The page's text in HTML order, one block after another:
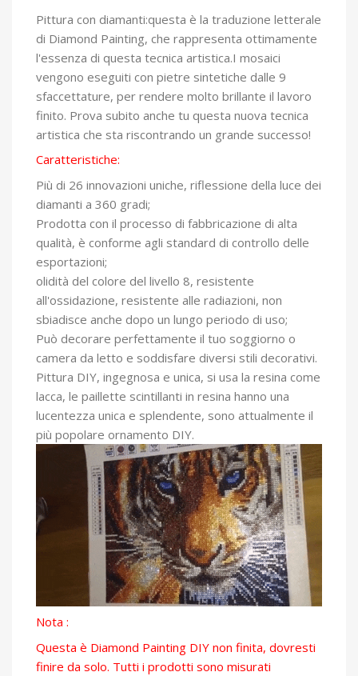
Pittura con diamanti:questa è la traduzione letterale
di Diamond Painting, che rappresenta ottimamente
l'essenza di questa tecnica artistica.I mosaici
vengono eseguiti con pietre sintetiche dalle 9
sfaccettature, per rendere molto brillante il lavoro
finito. Prova subito anche tu questa nuova tecnica
artistica che sta riscontrando un grande successo!
Caratteristiche:
Più di 26 innovazioni uniche, riflessione della luce dei
diamanti a 360 gradi;
Prodotta con il processo di fabbricazione di alta
qualità, è conforme agli standard di controllo delle
esportazioni;
olidità del colore del livello 8, resistente
all'ossidazione, resistente alle radiazioni, non
sbiadisce anche dopo un lungo periodo di uso;
Può decorare perfettamente il tuo soggiorno o
camera da letto e soddisfare diversi stili decorativi.
Pittura DIY, ingegnosa e unica, si usa la resina come
lacca, le paillette scintillanti in resina hanno una
lucentezza unica e splendente, sono attualmente il
più popolare ornamento DIY.
Nota :
Questa è Diamond Painting DIY non finita, dovresti
finire da solo. Tutti i prodotti sono misurati